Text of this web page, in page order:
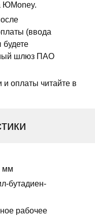
ЮMoney.
(ввода
шлюз ПАО
и оплаты читайте в
мм
бутадиен-
рабочее